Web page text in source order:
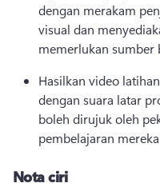
dengan merakam
visual dan
memerlukan sumber
Hasilkan video
dengan suara latar
boleh dirujuk oleh
pembelajaran
Nota ciri